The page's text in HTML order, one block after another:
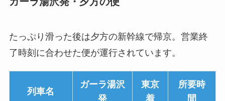
たっぷり滑った後は夕方の新幹線で帰京。営業終
了時刻に合わせた便が運行されています。
列車名
ガーラ湯沢
発
東京
着
所要時
間